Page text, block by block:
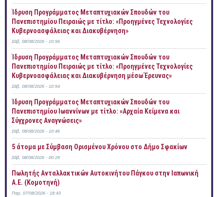
Ίδρυση Προγράμματος Μεταπτυχιακών Σπουδών του
Πανεπιστημίου Πειραιώς με τίτλο: «Προηγμένες Τεχνολογίες
Κυβερνοασφάλειας και Διακυβέρνηση»
Σάβ, 08/08/2026 - 10:56
Ίδρυση Προγράμματος Μεταπτυχιακών Σπουδών του
Πανεπιστημίου Πειραιώς με τίτλο: «Προηγμένες Τεχνολογίες
Κυβερνοασφάλειας και Διακυβέρνηση μέσω Έρευνας»
Σάβ, 08/08/2026 - 10:54
Ίδρυση Προγράμματος Μεταπτυχιακών Σπουδών του
Πανεπιστημίου Ιωαννίνων με τίτλο: «Αρχαία Κείμενα και
Σύγχρονες Αναγνώσεις»
Σάβ, 08/08/2026 - 10:46
5 άτομα με Σύμβαση Ορισμένου Χρόνου στο Δήμο Σφακίων
Σάβ, 08/08/2026 - 00:29
Πωλητής Ανταλλακτικών Αυτοκινήτου Πάγκου στην Ιαπωνική
Α.Ε. (Κομοτηνή)
Παρ, 07/08/2026 - 18:43